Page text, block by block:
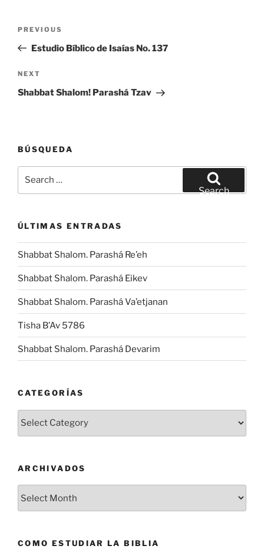
Previous
Post
PREVIOUS
Estudio Bíblico de Isaías No. 137
Next
Post
NEXT
Shabbat Shalom! Parashá Tzav
BÚSQUEDA
Search
ÚLTIMAS ENTRADAS
Shabbat Shalom. Parashá Re’eh
Shabbat Shalom. Parashá Eikev
Shabbat Shalom. Parashá Va’etjanan
Tisha B’Av 5786
Shabbat Shalom. Parashá Devarim
CATEGORÍAS
Categorías
ARCHIVADOS
COMO ESTUDIAR LA BIBLIA